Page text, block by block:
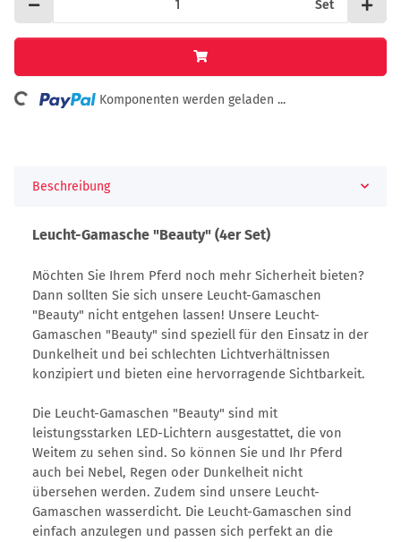
Set
Loading... Komponenten werden geladen ...
Beschreibung
Leucht-Gamasche "Beauty" (4er Set)
Möchten Sie Ihrem Pferd noch mehr Sicherheit bieten?
Dann sollten Sie sich unsere Leucht-Gamaschen
"Beauty" nicht entgehen lassen! Unsere Leucht-
Gamaschen "Beauty" sind speziell für den Einsatz in der
Dunkelheit und bei schlechten Lichtverhältnissen
konzipiert und bieten eine hervorragende Sichtbarkeit.
Die Leucht-Gamaschen "Beauty" sind mit
leistungsstarken LED-Lichtern ausgestattet, die von
Weitem zu sehen sind. So können Sie und Ihr Pferd
auch bei Nebel, Regen oder Dunkelheit nicht
übersehen werden. Zudem sind unsere Leucht-
Gamaschen wasserdicht. Die Leucht-Gamaschen sind
einfach anzulegen und passen sich perfekt an die